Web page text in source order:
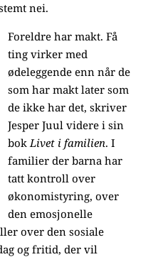
nei.
Foreldre har makt. Få
ting virker med
ødeleggende enn når de
som har makt later som
de ikke har det, skriver
Jesper Juul videre i sin
bokLivet i familien. I
familier der barna har
tatt kontroll over
økonomistyring, over
den emosjonelle
over den sosiale
og fritid, der vil